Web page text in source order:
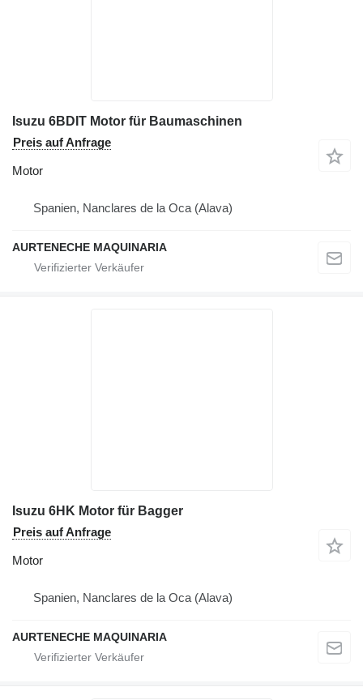
Isuzu 6BDIT Motor für Baumaschinen
Preis auf Anfrage
Motor
Spanien, Nanclares de la Oca (Alava)
AURTENECHE MAQUINARIA
Isuzu 6HK Motor für Bagger
Preis auf Anfrage
Motor
Spanien, Nanclares de la Oca (Alava)
AURTENECHE MAQUINARIA